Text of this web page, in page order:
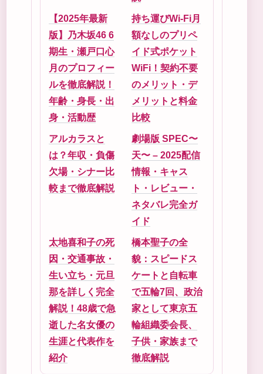
【2025年最新
版】乃木坂46 6
期生・瀬戸口心
月のプロフィー
ルを徹底解説！
年齢・身長・出
身・活動歴
持ち運びWi-Fi月
額なしのプリペ
イド式ポケット
WiFi！契約不要
のメリット・デ
メリットと料金
比較
アルカラスと
は？年収・負傷
欠場・シナー比
較まで徹底解説
劇場版 SPEC〜
天〜 – 2025配信
情報・キャス
ト・レビュー・
ネタバレ完全ガ
イド
太地喜和子の死
因・交通事故・
生い立ち・元旦
那を詳しく完全
解説！48歳で急
逝した名女優の
生涯と代表作を
紹介
橋本聖子の全
貌：スピードス
ケートと自転車
で五輪7回、政治
家として東京五
輪組織委会長、
子供・家族まで
徹底解説